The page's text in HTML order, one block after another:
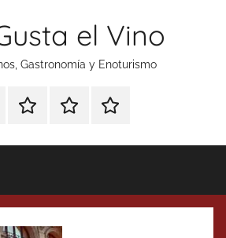
el Vino
Gastronomía y Enoturismo
Enoturismo
Gastronomía
RankingContacto